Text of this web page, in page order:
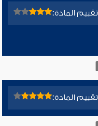
تقييم المادة:
تقييم المادة: